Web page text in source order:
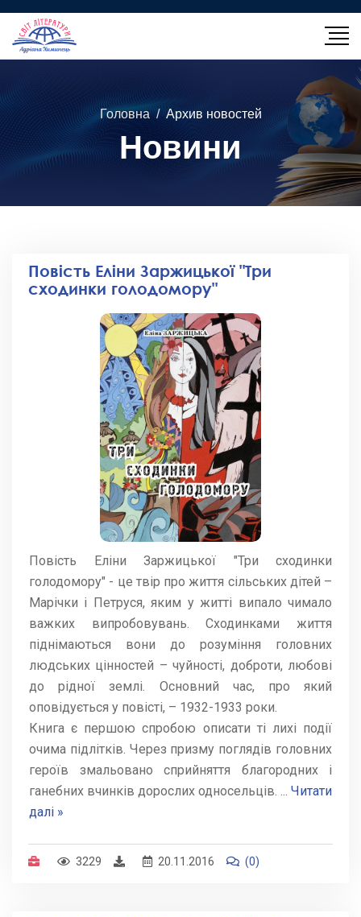
Головна Архив новостей
Новини
Повість Еліни Заржицької "Три
сходинки голодомору"
Повість Еліни Заржицької "Три сходинки
голодомору" - це твір про життя сільських дітей –
Марічки і Петруся, яким у житті випало чимало
важких випробовувань. Сходинками життя
піднімаються вони до розуміння головних
людських цінностей – чуйності, доброти, любові
до рідної землі. Основний час, про який
оповідується у повісті, – 1932-1933 роки.
Книга є першою спробою описати ті лихі події
очима підлітків. Через призму поглядів головних
героїв змальовано сприйняття благородних і
ганебних вчинків дорослих односельців.
Читати
далі »
3229 20.11.2016 (0)